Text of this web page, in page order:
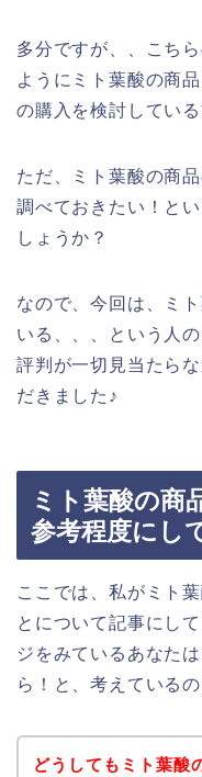
多分ですが、、こち
ようにミト葉酸の商
の購入を検討してい
ただ、ミト葉酸の商
調べておきたい！と
しょうか？
なので、今回は、ミ
いる、、、という人
評判が一切見当たら
だきました♪
ミト葉酸の商
参考程度にし
ここでは、私がミト
とについて記事にし
ジをみているあなた
ら！と、考えている
どうしてもミト葉酸